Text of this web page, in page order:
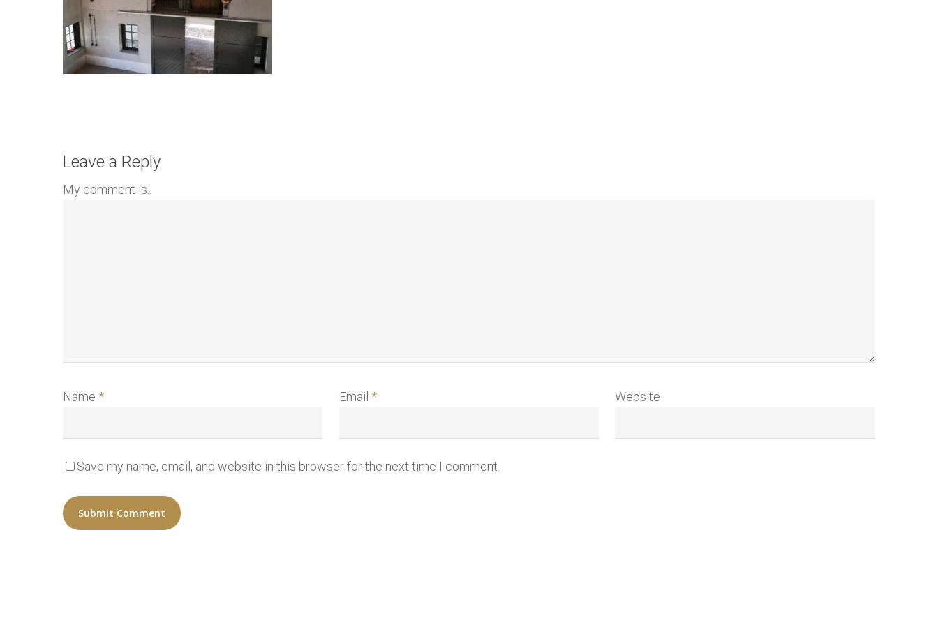
Leave a Reply
My comment is..
Name * Email * Website
Save my name, email, and website in this browser for the next time I comment.